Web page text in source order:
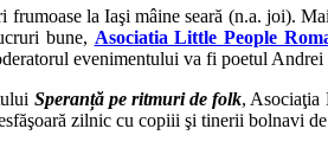
frumoase la Iaşi mâine seară (n.a. joi).
bune, Asociatia Little People
evenimentului va fi poetul Andrei
Speranță pe ritmuri de folk, Asociaţia
zilnic cu copiii şi tinerii bolnavi